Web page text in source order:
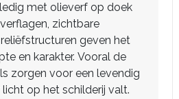
met olieverf op doek
zichtbare
geven het
en karakter. Vooral de
zorgen voor een levendig
op het schilderij valt.